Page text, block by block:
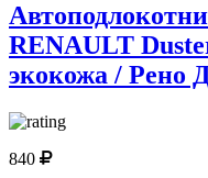
RENAULT
экокожа / Рено
840